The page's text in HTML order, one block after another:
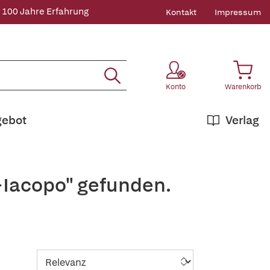
100 Jahre Erfahrung Kontakt Impressum
Konto Warenkorb
Verlag
gefunden.